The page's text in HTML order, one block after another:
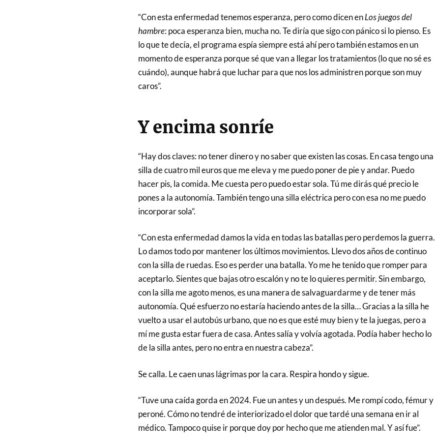
“Con esta enfermedad tenemos esperanza, pero como dicen enLos juegos del
hambre: poca esperanza bien, mucha no. Te diría que sigo con pánico si lo pienso. Es
lo que te decía, el programa espía siempre está ahí pero también estamos en un
momento de esperanza porque sé que van a llegar los tratamientos (lo que no sé es
cuándo), aunque habrá que luchar para que nos los administren porque son muy
caros”.
Y encima sonríe
“Hay dos claves: no tener dinero y no saber que existen las cosas. En casa tengo una
silla de cuatro mil euros que me eleva y me puedo poner de pie y andar. Puedo
hacer pis, la comida. Me cuesta pero puedo estar sola. Tú me dirás qué precio le
pones a la autonomía. También tengo una silla eléctrica pero con esa no me puedo
incorporar sola”.
“Con esta enfermedad damos la vida en todas las batallas pero perdemos la guerra.
Lo damos todo por mantener los últimos movimientos. Llevo dos años de continuo
con la silla de ruedas. Eso es perder una batalla. Yo me he tenido que romper para
aceptarlo. Sientes que bajas otro escalón y no te lo quieres permitir. Sin embargo,
con la silla me agoto menos, es una manera de salvaguardarme y de tener más
autonomía. Qué esfuerzo no estaría haciendo antes de la silla… Gracias a la silla he
vuelto a usar el autobús urbano, que no es que esté muy bien y te la juegas, pero a
mí me gusta estar fuera de casa. Antes salía y volvía agotada. Podía haber hecho lo
de la silla antes, pero no entra en nuestra cabeza”.
Se calla. Le caen unas lágrimas por la cara. Respira hondo y sigue.
“Tuve una caída gorda en 2024. Fue un antes y un después. Me rompí codo, fémur y
peroné. Cómo no tendré de interiorizado el dolor que tardé una semana en ir al
médico. Tampoco quise ir porque doy por hecho que me atienden mal. Y así fue”.